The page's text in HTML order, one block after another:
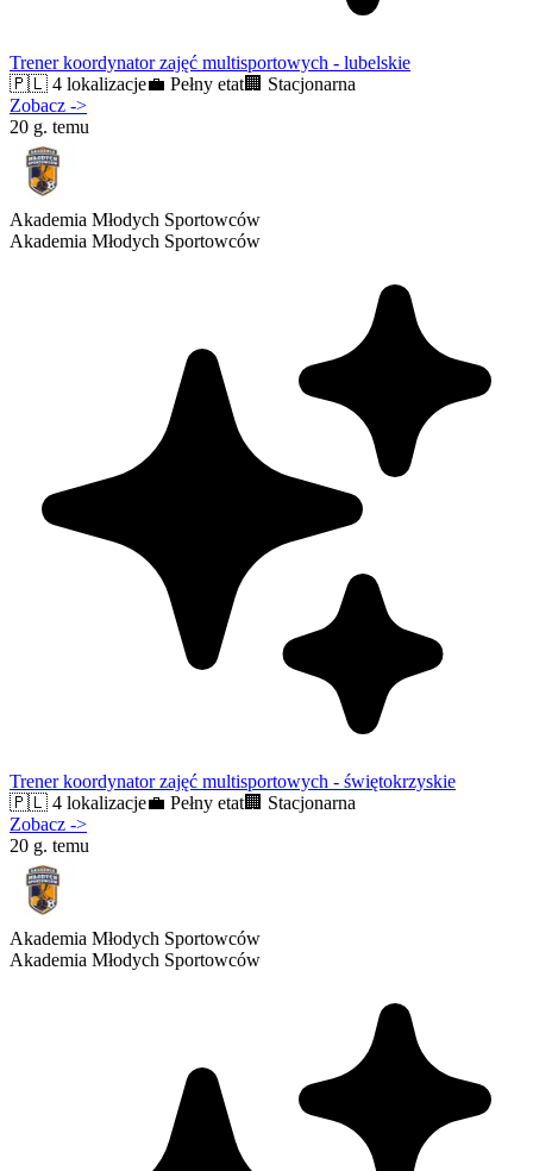
Trener koordynator zajęć multisportowych - lubelskie
🇵🇱 4 lokalizacje💼 Pełny etat🏢 Stacjonarna
Zobacz ->
20 g. temu
Akademia Młodych Sportowców
Akademia Młodych Sportowców
Trener koordynator zajęć multisportowych - świętokrzyskie
🇵🇱 4 lokalizacje💼 Pełny etat🏢 Stacjonarna
Zobacz ->
20 g. temu
Akademia Młodych Sportowców
Akademia Młodych Sportowców